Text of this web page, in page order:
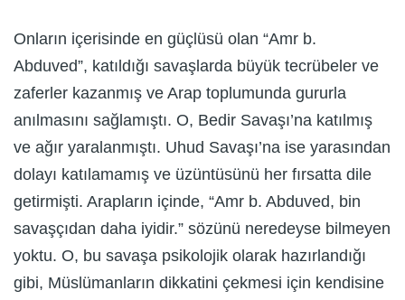
Onların içerisinde en güçlüsü olan “Amr b.
Abduved”, katıldığı savaşlarda büyük tecrübeler ve
zaferler kazanmış ve Arap toplumunda gururla
anılmasını sağlamıştı. O, Bedir Savaşı’na katılmış
ve ağır yaralanmıştı. Uhud Savaşı’na ise yarasından
dolayı katılamamış ve üzüntüsünü her fırsatta dile
getirmişti. Arapların içinde, “Amr b. Abduved, bin
savaşçıdan daha iyidir.” sözünü neredeyse bilmeyen
yoktu. O, bu savaşa psikolojik olarak hazırlandığı
gibi, Müslümanların dikkatini çekmesi için kendisine